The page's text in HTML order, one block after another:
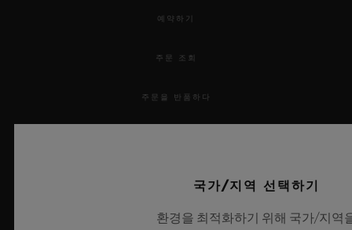
예약하기
주문 조회
주문을 반품하다
보도 자료
국가/지역 선택하기
환경을 최적화하기 위해 국가/지역